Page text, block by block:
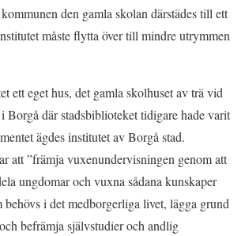
den gamla skolan därstädes till ett
måste flytta över till mindre utrymmen
ett eget hus, det gamla skolhuset av trä vid
Borgå där stadsbiblioteket tidigare hade varit
ägdes institutet av Borgå stad.
att ”främja vuxenundervisningen genom att
ungdomar och vuxna sådana kunskaper
behövs i det medborgerliga livet, lägga grund
befrämja självstudier och andlig